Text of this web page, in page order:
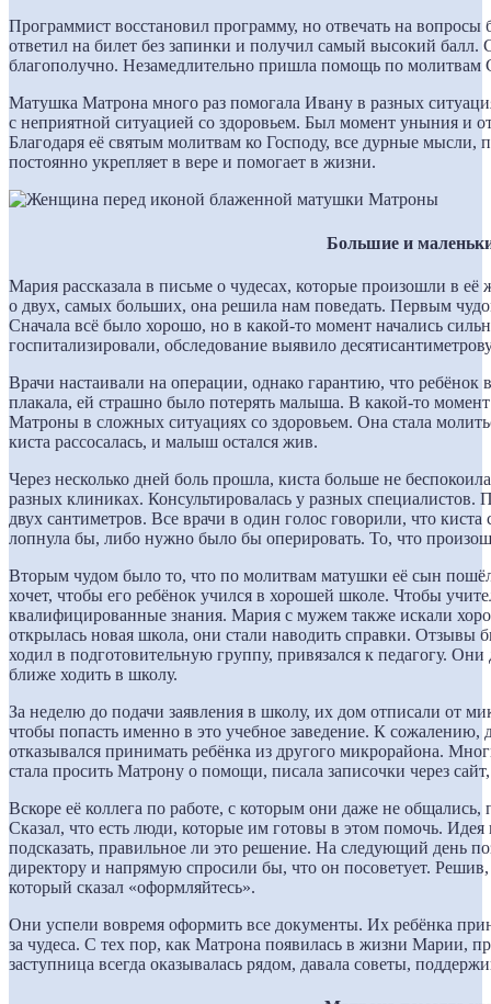
Программист восстановил программу, но отвечать на
ответил на билет без запинки и получил самый высокий
благополучно. Незамедлительно пришла помощь по молитвам
Матушка Матрона много раз помогала Ивану в разных
с неприятной ситуацией со здоровьем. Был момент уныния и
Благодаря её святым молитвам ко Господу, все дурные
постоянно укрепляет в вере и помогает в жизни.
Большие и
Мария рассказала в письме о чудесах, которые произошли в
о двух, самых больших, она решила нам поведать. Первым
Сначала всё было хорошо, но в какой-то момент начались
госпитализировали, обследование выявило
Врачи настаивали на операции, однако гарантию, что
плакала, ей страшно было потерять малыша. В какой-то
Матроны в сложных ситуациях со здоровьем. Она стала
киста рассосалась, и малыш остался жив.
Через несколько дней боль прошла, киста больше не
разных клиниках. Консультировалась у разных специалистов.
двух сантиметров. Все врачи в один голос говорили, что
лопнула бы, либо нужно было бы оперировать. То, что
Вторым чудом было то, что по молитвам матушки её сын
хочет, чтобы его ребёнок учился в хорошей школе. Чтобы
квалифицированные знания. Мария с мужем также искали
открылась новая школа, они стали наводить справки.
ходил в подготовительную группу, привязался к педагогу.
ближе ходить в школу.
За неделю до подачи заявления в школу, их дом отписали от
чтобы попасть именно в это учебное заведение. К
отказывался принимать ребёнка из другого микрорайона.
стала просить Матрону о помощи, писала записочки через
Вскоре её коллега по работе, с которым они даже не
Сказал, что есть люди, которые им готовы в этом помочь.
подсказать, правильное ли это решение. На следующий день
директору и напрямую спросили бы, что он посоветует.
который сказал «оформляйтесь».
Они успели вовремя оформить все документы. Их ребёнка
за чудеса. С тех пор, как Матрона появилась в жизни Марии,
заступница всегда оказывалась рядом, давала советы,